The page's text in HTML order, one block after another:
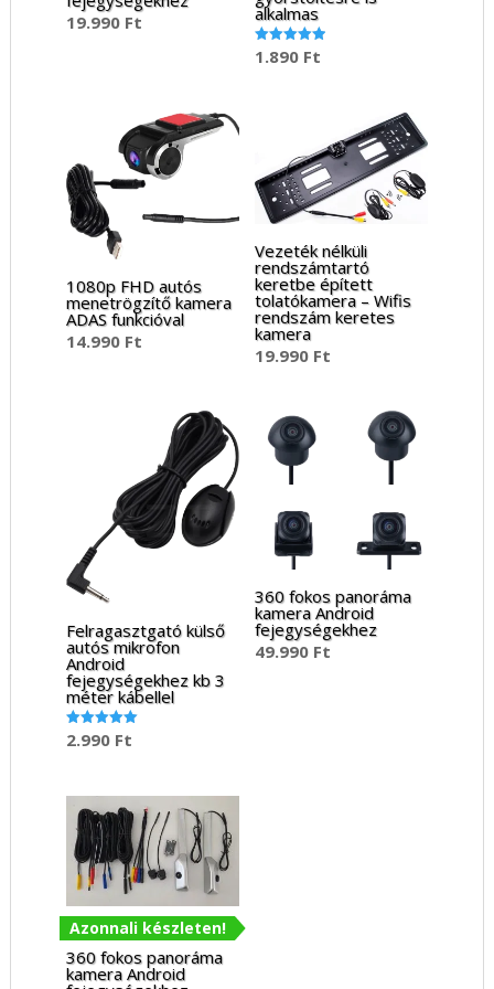
19.990 Ft alkalmas
Értékelés:
5.00
1.890 Ft
1080p FHD autós
menetrögzítő kamera
ADAS funkcióval
14.990 Ft
Vezeték nélküli
rendszámtartó
keretbe épített
tolatókamera – Wifis
rendszám keretes
kamera
19.990 Ft
Felragasztgató külső
autós mikrofon
Android
fejegységekhez kb 3
méter kábellel
Értékelés:
5.00
2.990 Ft
360 fokos panoráma
kamera Android
fejegységekhez
49.990 Ft
Azonnali készleten!
360 fokos panoráma
kamera Android